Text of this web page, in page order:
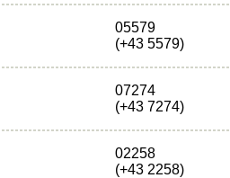
05579
(+43 5579)
07274
(+43 7274)
02258
(+43 2258)